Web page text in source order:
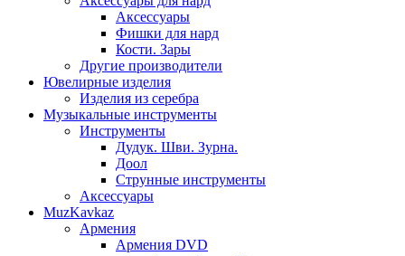
Аксессуары
Фишки для нард
Кости. Зары
Другие производители
Ювелирные изделия
Изделия из серебра
Музыкальные инструменты
Инструменты
Дудук. Шви. Зурна.
Доол
Струнные инструменты
Аксессуары
MuzKavkaz
Армения
Армения DVD